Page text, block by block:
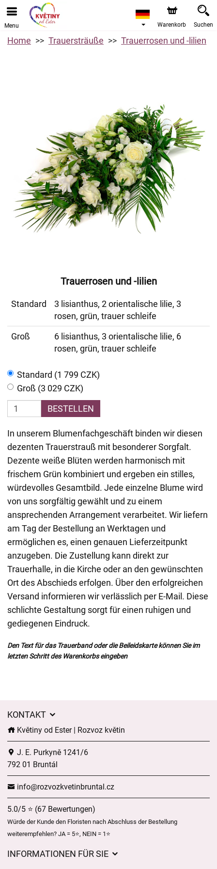
Menu Warenkorb Suchen
Home Trauersträuße Trauerrosen und -lilien
Trauerrosen und -lilien
Standard
3 lisianthus, 2 orientalische lilie, 3
rosen, grün, trauer schleife
Groß
6 lisianthus, 3 orientalische lilie, 6
rosen, grün, trauer schleife
Standard (1 799 CZK)
Groß (3 029 CZK)
BESTELLEN
In unserem Blumenfachgeschäft binden wir diesen
dezenten Trauerstrauß mit besonderer Sorgfalt.
Dezente weiße Blüten werden harmonisch mit
frischem Grün kombiniert und ergeben ein stilles,
würdevolles Gesamtbild. Jede einzelne Blume wird
von uns sorgfältig gewählt und zu einem
ansprechenden Arrangement verarbeitet. Wir liefern
am Tag der Bestellung an Werktagen und
ermöglichen es, einen genauen Lieferzeitpunkt
anzugeben. Die Zustellung kann direkt zur
Trauerhalle, in die Kirche oder an den gewünschten
Ort des Abschieds erfolgen. Über den erfolgreichen
Versand informieren wir verlässlich per E-Mail. Diese
schlichte Gestaltung sorgt für einen ruhigen und
gediegenen Eindruck.
Den Text für das Trauerband oder die Beileidskarte können Sie im
letzten Schritt des Warenkorbs eingeben
KONTAKT
Květiny od Ester | Rozvoz květin
J. E. Purkyně 1241/6
792 01 Bruntál
info@rozvozkvetinbruntal.cz
5.0/5 ⭐ (67 Bewertungen)
Würde der Kunde den Floristen nach Abschluss der Bestellung
weiterempfehlen? JA = 5⭐, NEIN = 1⭐
INFORMATIONEN FÜR SIE